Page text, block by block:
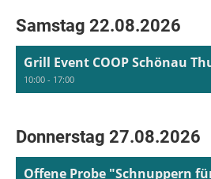
Samstag 22.08.2026
Grill Event COOP Schönau
10:00 - 17:00
Donnerstag 27.08.2026